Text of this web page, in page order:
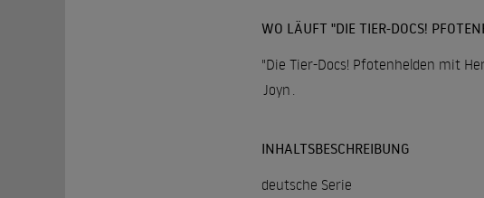
WO LÄUFT "DIE TIER-DOCS!
"Die Tier-Docs! Pfotenhelden mit
Joyn .
INHALTSBESCHREIBUNG
deutsche Serie